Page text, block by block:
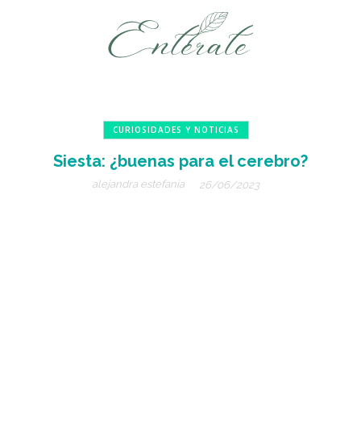
CURIOSIDADES Y NOTICIAS
Siesta: ¿buenas para el cerebro?
alejandra estefanía 26/06/2023